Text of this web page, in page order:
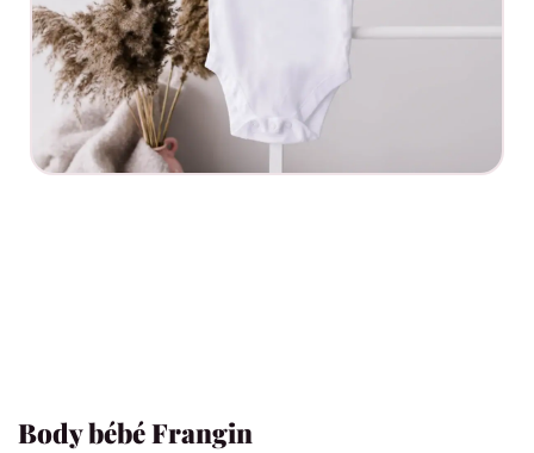
Body bébé Frangin